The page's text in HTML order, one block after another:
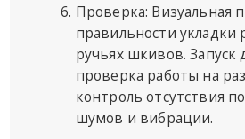
Проверка: Визуальная
правильности укладки
ручьях шкивов. Запуск
проверка работы на
контроль отсутствия
шумов и вибрации.